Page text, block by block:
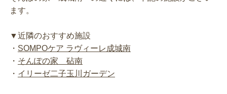
ます。
▼近隣のおすすめ施設
・ SOMPOケア ラヴィーレ成城南
・ そんぽの家 砧南
・ イリーゼ二子玉川ガーデン